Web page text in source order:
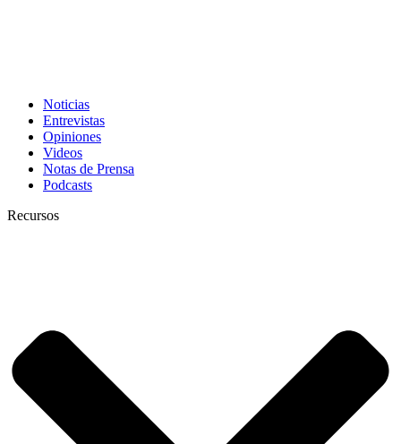
Noticias
Entrevistas
Opiniones
Videos
Notas de Prensa
Podcasts
Recursos